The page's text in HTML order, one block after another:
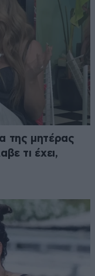
της μητέρας
τι έχει,